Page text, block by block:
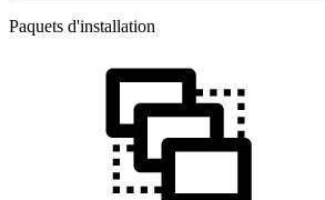
Paquets d'installation